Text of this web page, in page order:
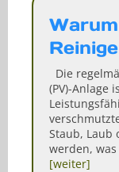
Die
(PV)-Anlage
Staub, Laub
werden,
[weiter]